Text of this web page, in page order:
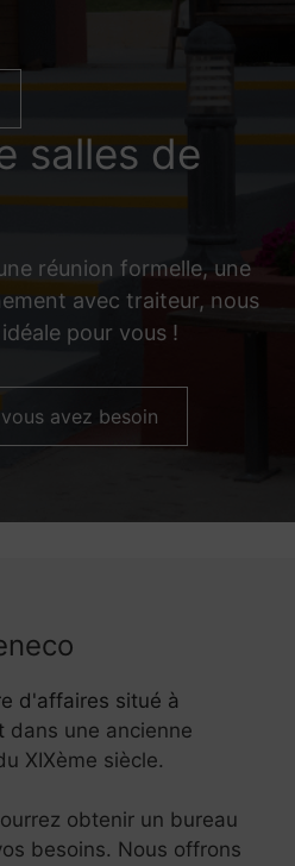
salles de
réunion formelle, une
avec traiteur, nous
pour vous !
avez besoin
d'affaires situé à
dans une ancienne
XIXème siècle.
obtenir un bureau
besoins. Nous offrons